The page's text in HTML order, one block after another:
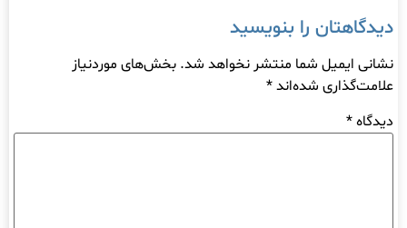
دیدگاهتان را بنویسید
نشانی ایمیل شما منتشر نخواهد شد. بخش‌های موردنیاز
علامت‌گذاری شده‌اند*
دیدگاه*